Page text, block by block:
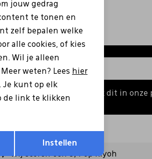
met je data omgaan? Bekijk dit in
Wij scoren een 9,4 op Kiyoh
Opslaan
jouw gedrag
te tonen en
zelf bepalen welke
alle cookies, of kies
Wil je alleen
weten? Lees hier
Je kunt op elk
de link te klikken
Instellen